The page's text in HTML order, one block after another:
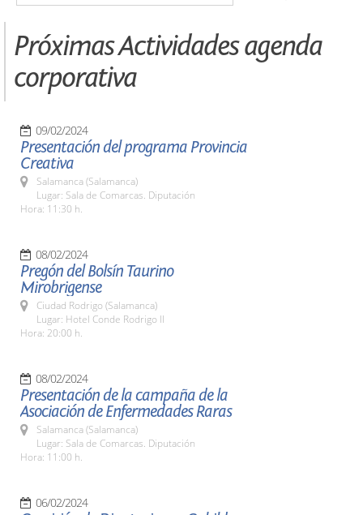
Próximas Actividades agenda
corporativa
09/02/2024
Presentación del programa Provincia
Creativa
Salamanca (Salamanca)
Lugar: Sala de Comarcas. Diputación
Hora: 11:30 h.
08/02/2024
Pregón del Bolsín Taurino
Mirobrigense
Ciudad Rodrigo (Salamanca)
Lugar: Hotel Conde Rodrigo II
Hora: 20:00 h.
08/02/2024
Presentación de la campaña de la
Asociación de Enfermedades Raras
Salamanca (Salamanca)
Lugar: Sala de Comarcas. Diputación
Hora: 11:00 h.
06/02/2024